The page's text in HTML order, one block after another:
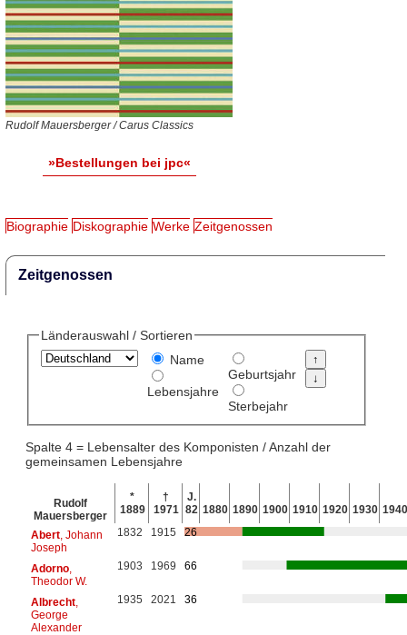
Rudolf Mauersberger / Carus Classics
»Bestellungen bei jpc«
Biographie Diskographie Werke Zeitgenossen
Zeitgenossen
Länderauswahl / Sortieren
Name
Lebensjahre
Geburtsjahr
Sterbejahr
Spalte 4 = Lebensalter des Komponisten / Anzahl der
gemeinsamen Lebensjahre
Rudolf
Mauersberger
*
1889
†
1971
J.
82 1880 1890 1900 1910 1920 1930 1940
Abert, Johann
Joseph
1832 1915 26
Adorno,
Theodor W.
1903 1969 66
Albrecht,
George
Alexander
1935 2021 36